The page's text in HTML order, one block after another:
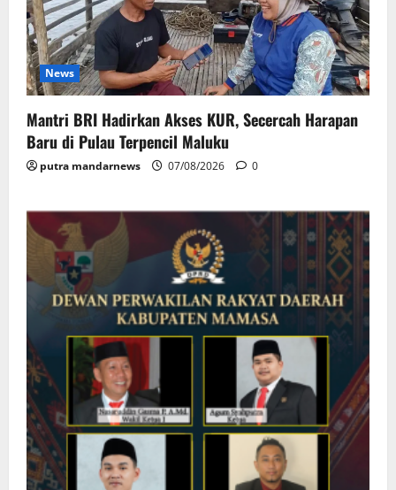
News
Mantri BRI Hadirkan Akses KUR, Secercah Harapan
Baru di Pulau Terpencil Maluku
putra mandarnews 07/08/2026 0